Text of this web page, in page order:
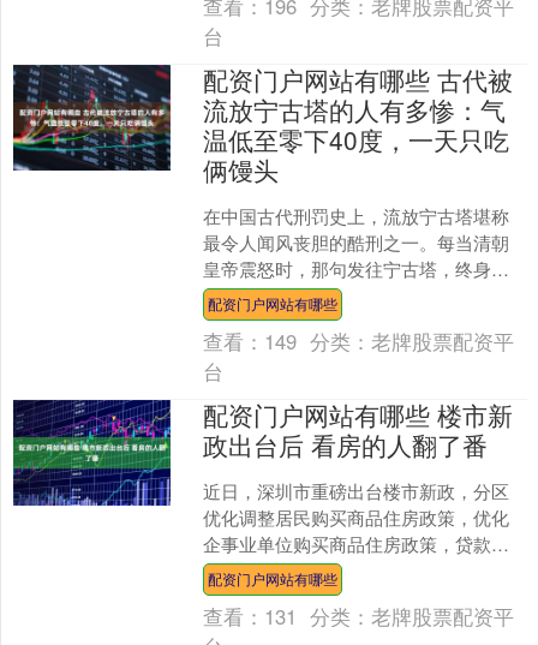
查看： 196 分类：老牌股票配资平
台
配资门户网站有哪些 古代被
流放宁古塔的人有多惨：气
温低至零下40度，一天只吃
俩馒头
在中国古代刑罚史上，流放宁古塔堪称
最令人闻风丧胆的酷刑之一。每当清朝
皇帝震怒时，那句发往宁古塔，终身为
奴，永不入关的圣旨配资门户网站有哪
些，足以让满朝文武不寒而....
配资门户网站有哪些
查看： 149 分类：老牌股票配资平
台
配资门户网站有哪些 楼市新
政出台后 看房的人翻了番
近日，深圳市重磅出台楼市新政，分区
优化调整居民购买商品住房政策，优化
企事业单位购买商品住房政策，贷款利
率不再区分首套住房和二套住房，进一
步释放住房消费需求。新政....
配资门户网站有哪些
查看： 131 分类：老牌股票配资平